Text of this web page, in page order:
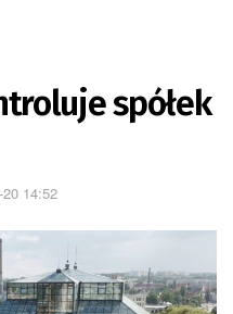
spółek
14:52